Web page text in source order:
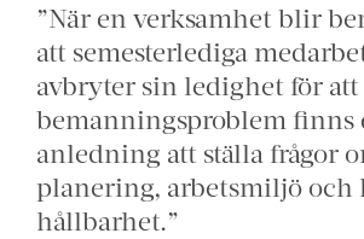
”När en verksamhet blir
att semesterlediga
avbryter sin ledighet för att
bemanningsproblem finns
anledning att ställa frågor
planering, arbetsmiljö och
hållbarhet.”